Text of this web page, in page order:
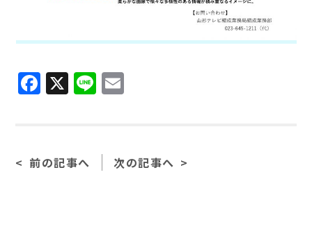
F
a
b
X Li
n
前の記事へ 次の記事へ